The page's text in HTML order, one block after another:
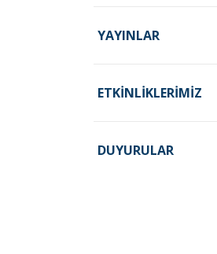
YAYINLAR
ETKINLIKLERIMIZ
DUYURULAR